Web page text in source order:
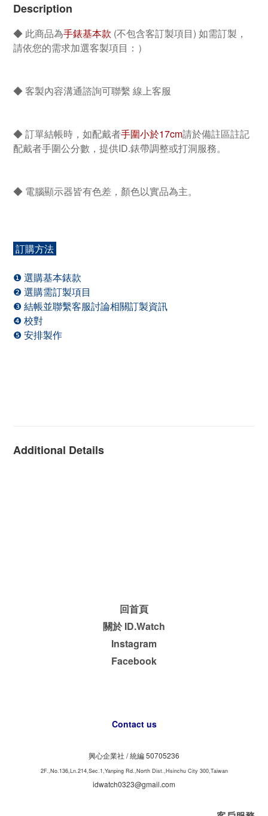
Description
◆ 此商品為手錶基本款 (不包含客訂製項目) 如需訂製，
請依您的需求加選客製項目：）
◆ 客製內容溝通諮詢可聯繫 線上客服
◆ 訂單結帳時，如配戴者手圍小於17cm請於備註區註記
配戴者手圍公分數，提供ID.錶帶調整或打洞服務。
◆ 電腦顯示器皆有色差，顏色以實品為主。
訂購方法
❶ 選購基本錶款
❷ 選購需訂製項目
❸ 結帳並聯繫客服討論相關訂製資訊
❹ 校對
❺ 安排製作
Additional Details
回首頁
關於 ID.Watch
Instagram
Facebook
Contact us
興心企業社 /統編 50705236
2F.,No.136,Ln.214,Sec.1,Yanping Rd.,North Dist.,Hsinchu City 300,Taiwan
idwatch0323@gmail.com